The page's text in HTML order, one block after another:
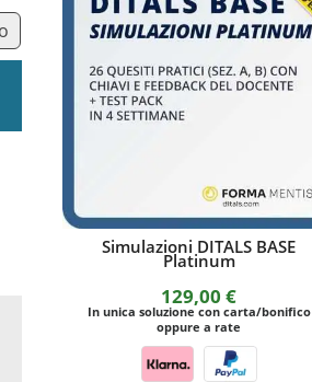
Simulazioni DITALS BASE
Platinum
129,00€
In unica soluzione con carta/bonifico
oppure a rate